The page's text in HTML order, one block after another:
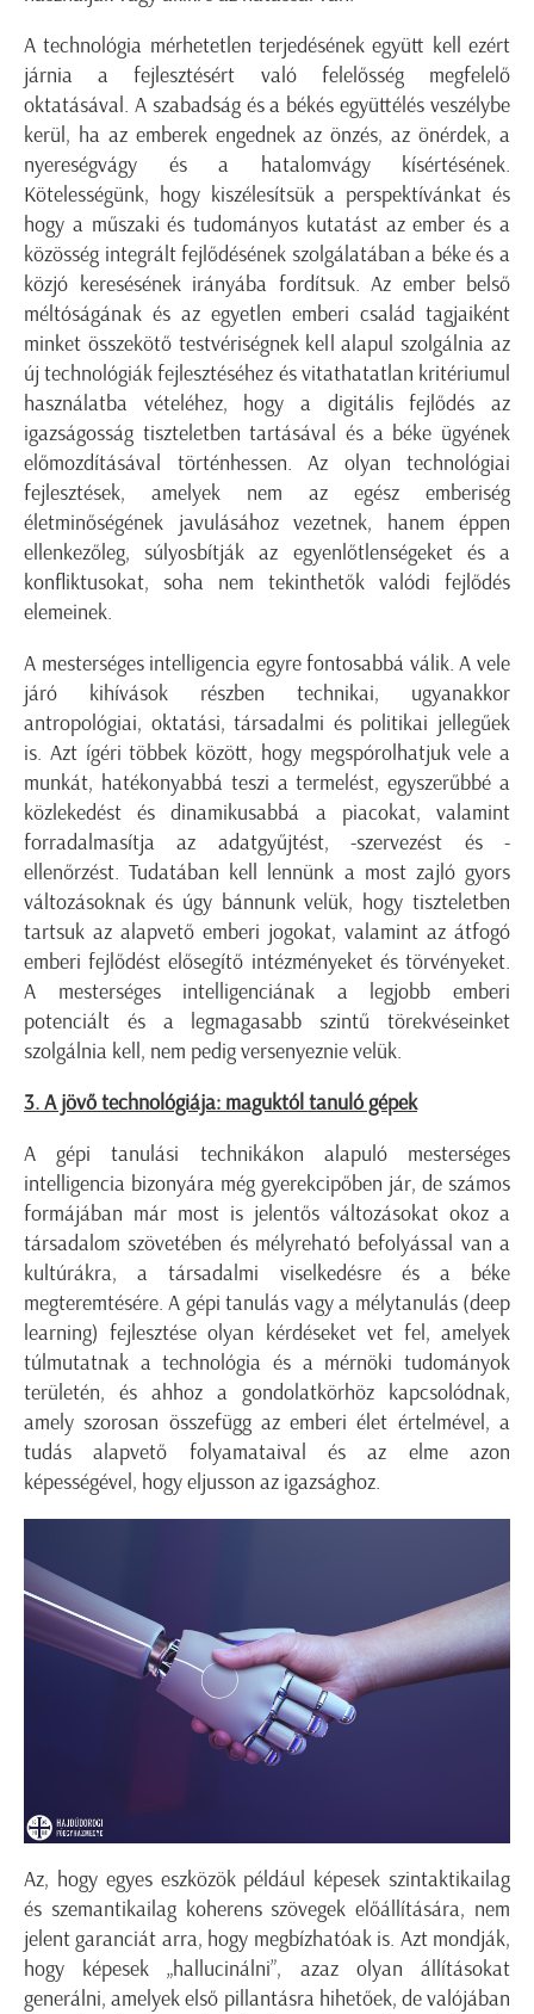
A technológia mérhetetlen terjedésének együtt kell ezért
járnia a fejlesztésért való felelősség megfelelő
oktatásával. A szabadság és a békés együttélés veszélybe
kerül, ha az emberek engednek az önzés, az önérdek, a
nyereségvágy és a hatalomvágy kísértésének.
Kötelességünk, hogy kiszélesítsük a perspektívánkat és
hogy a műszaki és tudományos kutatást az ember és a
közösség integrált fejlődésének szolgálatában a béke és a
közjó keresésének irányába fordítsuk. Az ember belső
méltóságának és az egyetlen emberi család tagjaiként
minket összekötő testvériségnek kell alapul szolgálnia az
új technológiák fejlesztéséhez és vitathatatlan kritériumul
használatba vételéhez, hogy a digitális fejlődés az
igazságosság tiszteletben tartásával és a béke ügyének
előmozdításával történhessen. Az olyan technológiai
fejlesztések, amelyek nem az egész emberiség
életminőségének javulásához vezetnek, hanem éppen
ellenkezőleg, súlyosbítják az egyenlőtlenségeket és a
konfliktusokat, soha nem tekinthetők valódi fejlődés
elemeinek.
A mesterséges intelligencia egyre fontosabbá válik. A vele
járó kihívások részben technikai, ugyanakkor
antropológiai, oktatási, társadalmi és politikai jellegűek
is. Azt ígéri többek között, hogy megspórolhatjuk vele a
munkát, hatékonyabbá teszi a termelést, egyszerűbbé a
közlekedést és dinamikusabbá a piacokat, valamint
forradalmasítja az adatgyűjtést, -szervezést és -
ellenőrzést. Tudatában kell lennünk a most zajló gyors
változásoknak és úgy bánnunk velük, hogy tiszteletben
tartsuk az alapvető emberi jogokat, valamint az átfogó
emberi fejlődést elősegítő intézményeket és törvényeket.
A mesterséges intelligenciának a legjobb emberi
potenciált és a legmagasabb szintű törekvéseinket
szolgálnia kell, nem pedig versenyeznie velük.
3. A jövő technológiája: maguktól tanuló gépek
A gépi tanulási technikákon alapuló mesterséges
intelligencia bizonyára még gyerekcipőben jár, de számos
formájában már most is jelentős változásokat okoz a
társadalom szövetében és mélyreható befolyással van a
kultúrákra, a társadalmi viselkedésre és a béke
megteremtésére. A gépi tanulás vagy a mélytanulás (deep
learning) fejlesztése olyan kérdéseket vet fel, amelyek
túlmutatnak a technológia és a mérnöki tudományok
területén, és ahhoz a gondolatkörhöz kapcsolódnak,
amely szorosan összefügg az emberi élet értelmével, a
tudás alapvető folyamataival és az elme azon
képességével, hogy eljusson az igazsághoz.
Az, hogy egyes eszközök például képesek szintaktikailag
és szemantikailag koherens szövegek előállítására, nem
jelent garanciát arra, hogy megbízhatóak is. Azt mondják,
hogy képesek „hallucinálni”, azaz olyan állításokat
generálni, amelyek első pillantásra hihetőek, de valójában